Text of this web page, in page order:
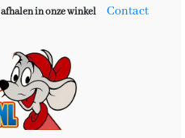
afhalen in onze winkel Contact